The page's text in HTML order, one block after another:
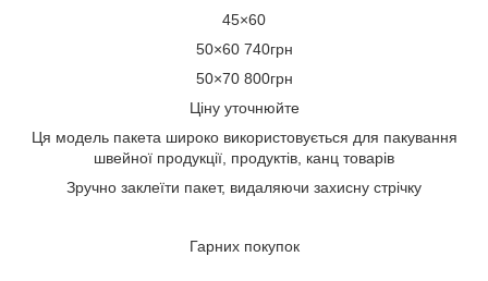
45×60
50×60 740грн
50×70 800грн
Ціну уточнюйте
Ця модель пакета широко використовується для пакування
швейної продукції, продуктів, канц товарів
Зручно заклеїти пакет, видаляючи захисну стрічку
Гарних покупок